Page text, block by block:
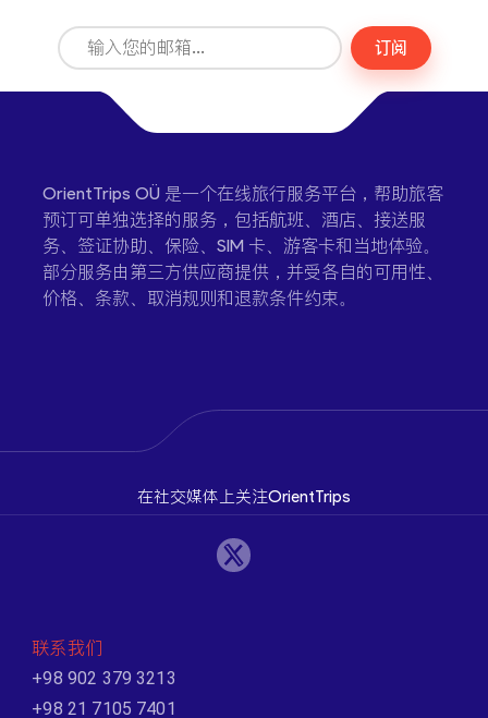
订阅
OrientTrips OÜ 是一个在线旅行服务平台，帮助旅客
预订可单独选择的服务，包括航班、酒店、接送服
务、签证协助、保险、SIM 卡、游客卡和当地体验。
部分服务由第三方供应商提供，并受各自的可用性、
价格、条款、取消规则和退款条件约束。
在社交媒体上关注OrientTrips
联系我们
+98 902 379 3213
+98 21 7105 7401